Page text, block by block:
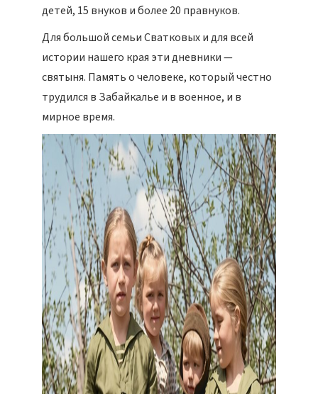
детей, 15 внуков и более 20 правнуков.
Для большой семьи Сватковых и для всей
истории нашего края эти дневники —
святыня. Память о человеке, который честно
трудился в Забайкалье и в военное, и в
мирное время.